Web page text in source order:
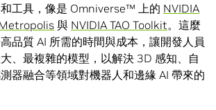
工具，像是 Omniverse™ 上的 NVIDIA
與 NVIDIA TAO Toolkit。這麼
品質 AI 所需的時間與成本，讓開發人員
、最複雜的模型，以解決 3D 感知、自
器融合等領域對機器人和邊緣 AI 帶來的